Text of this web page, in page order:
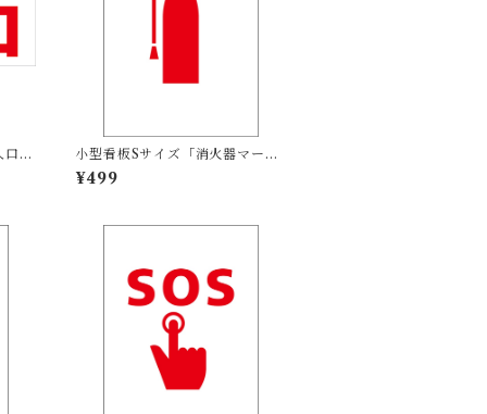
口
小型看板Sサイズ「消火器マーク
（赤）」 屋外可【その他・マー
ク】
¥499